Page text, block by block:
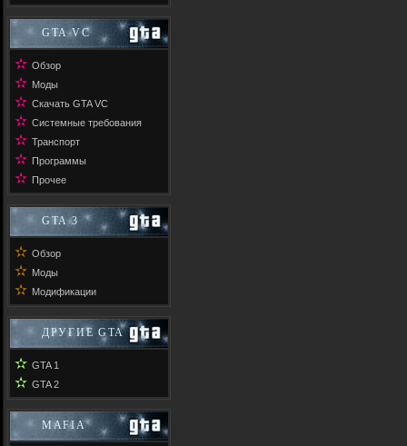
GTA VC
✫ Обзор
✫ Моды
✫ Скачать GTA VC
✫ Системные требования
✫ Транспорт
✫ Программы
✫ Прочее
GTA 3
✫ Обзор
✫ Моды
✫ Модификации
ДРУГИЕ GTA
✫ GTA 1
✫ GTA 2
MAFIA